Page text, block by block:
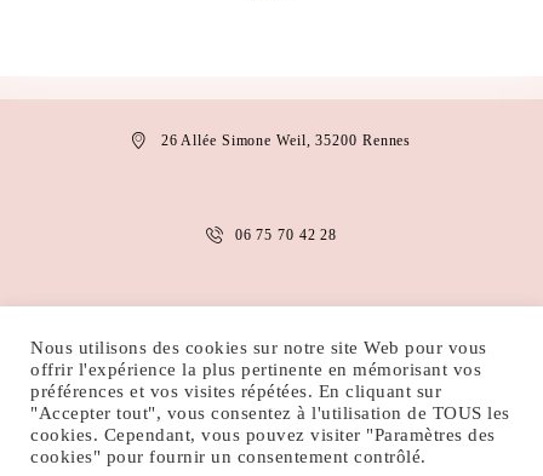
26 Allée Simone Weil, 35200 Rennes
06 75 70 42 28
MENTIONS LÉGALES CONDITIONS D’UTILISATION
POLITIQUE DE COOKIES POLITIQUE DE CONFIDENTIALITÉ
Nous utilisons des cookies sur notre site Web pour vous
offrir l'expérience la plus pertinente en mémorisant vos
préférences et vos visites répétées. En cliquant sur
"Accepter tout", vous consentez à l'utilisation de TOUS les
cookies. Cependant, vous pouvez visiter "Paramètres des
cookies" pour fournir un consentement contrôlé.